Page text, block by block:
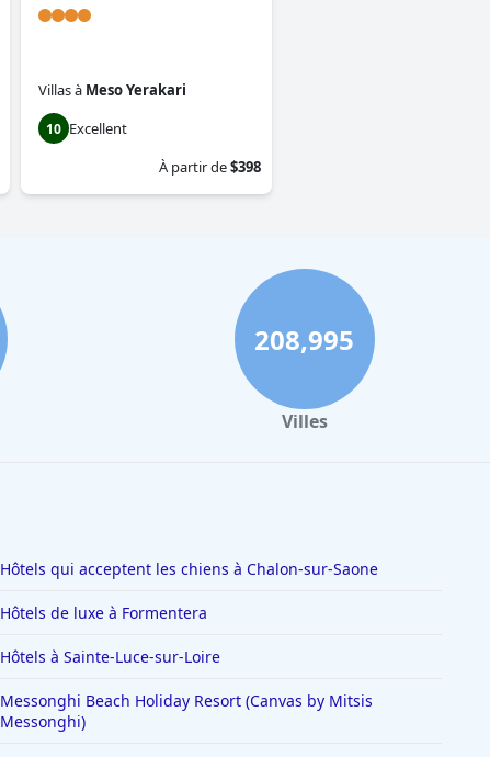
Villasà Meso Yerakari
10 Excellent
À partir de$398
208,995
Villes
Hôtels qui acceptent les chiens à Chalon-sur-Saone
Hôtels de luxe à Formentera
Hôtels à Sainte-Luce-sur-Loire
Messonghi Beach Holiday Resort (Canvas by Mitsis
Messonghi)